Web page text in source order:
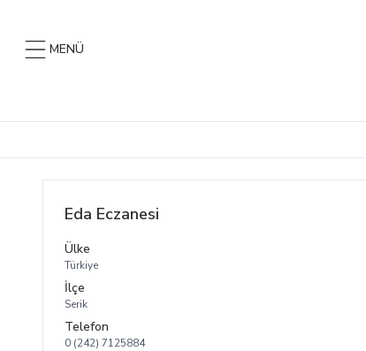
MENÜ
Eda Eczanesi
Ülke
Türkiye
İlçe
Serik
Telefon
0 (242) 7125884